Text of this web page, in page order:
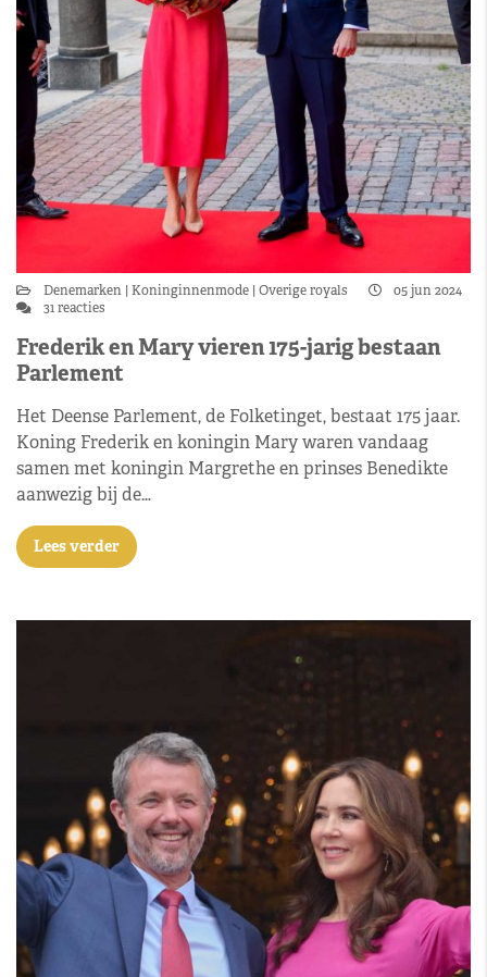
Denemarken Koninginnenmode Overige royals
05 jun 2024
31 reacties
Frederik en Mary vieren 175-jarig bestaan
Parlement
Het Deense Parlement, de Folketinget, bestaat 175 jaar.
Koning Frederik en koningin Mary waren vandaag
samen met koningin Margrethe en prinses Benedikte
aanwezig bij de…
Lees verder